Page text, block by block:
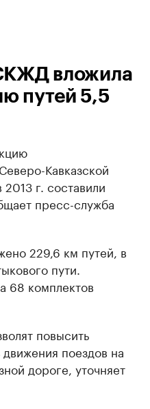
вложила
путей 5,5
Кавказской
г. составили
пресс-служба
229,6 км путей, в
пути.
68 комплектов
повысить
поездов на
дороге, уточняет